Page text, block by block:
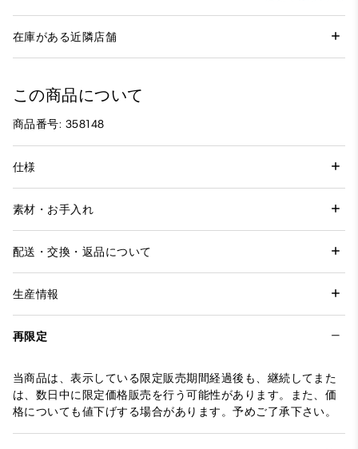
在庫がある近隣店舗
この商品について
商品番号: 358148
仕様
素材・お手入れ
配送・交換・返品について
生産情報
再限定
当商品は、表示している限定販売期間経過後も、継続してまた
は、数日中に限定価格販売を行う可能性があります。また、価
格についても値下げする場合があります。予めご了承下さい。